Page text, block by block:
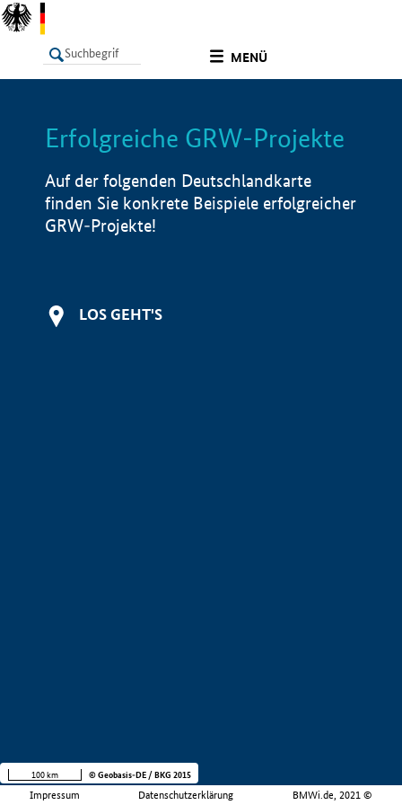
MENÜ
LISTE Info
Erfolgreiche GRW-Projekte
Auf der folgenden Deutschlandkarte
finden Sie konkrete Beispiele erfolgreicher
GRW-Projekte!
LOS GEHT'S
Impressum Datenschutzerklärung BMWi.de, 2021 ©
100 km © Geobasis-DE / BKG 2015